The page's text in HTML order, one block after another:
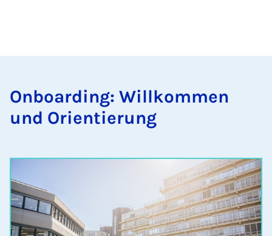
On­­boa­r­­ding: Will­­kom­­men
und Ori­en­tie­rung